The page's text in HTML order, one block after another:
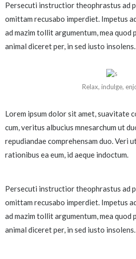
Persecuti instructior theophrastus ad
omittam recusabo imperdiet. Impetus
ad mazim tollit argumentum, mea
animal diceret per, in sed iusto insolens.
Relax, indulge,
Lorem ipsum dolor sit amet, suavitate
cum, veritus albucius mnesarchum ut
repudiandae comprehensam duo. Veri
rationibus ea eum, id aeque indoctum.
Persecuti instructior theophrastus ad
omittam recusabo imperdiet. Impetus
ad mazim tollit argumentum, mea
animal diceret per, in sed iusto insolens.